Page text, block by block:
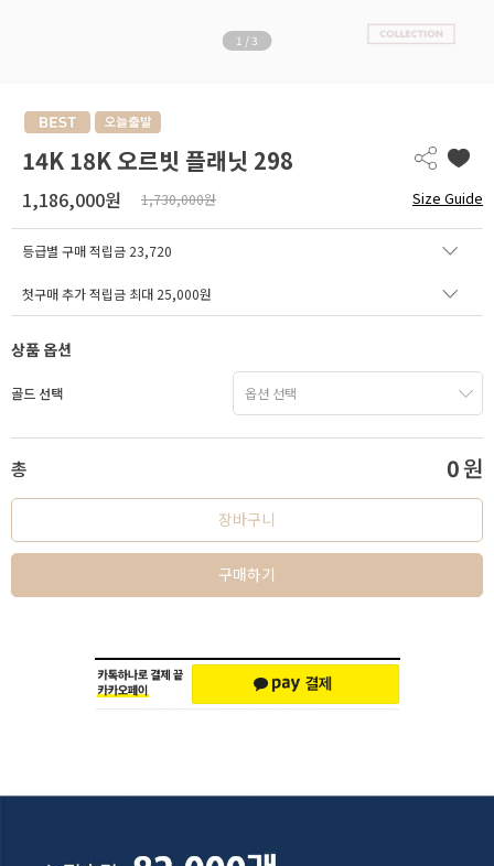
1 / 3
14K 18K 오르빗 플래닛 298
1,186,000원 1,730,000원 Size Guide
등급별 구매 적립금 23,720
첫구매 추가 적립금 최대 25,000원
상품 옵션
골드 선택
총 0원
장바구니
구매하기